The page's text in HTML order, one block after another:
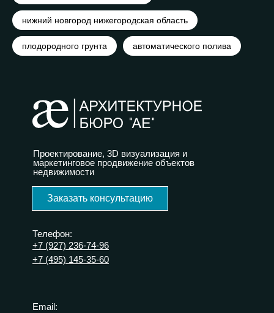
нижний новгород нижегородская область
плодородного грунта автоматического полива
Email:
Телефон:
+7 (927) 236-74-96
+7 (495) 145-35-60
Проектирование, 3D визуализация и
маркетинговое продвижение объектов
недвижимости
Заказать консультацию